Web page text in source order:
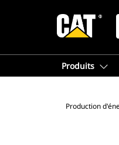
Produits
Production